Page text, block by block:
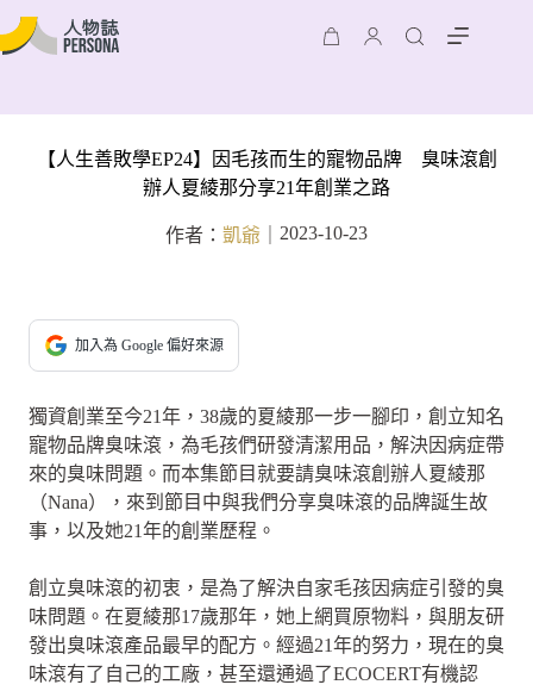
【人生善敗學EP24】因毛孩而生的寵物品牌 臭味滾創
辦人夏綾那分享21年創業之路
作者： 凱爺 2023-10-23
加入為 Google 偏好來源
獨資創業至今21年，38歲的夏綾那一步一腳印，創立知名
寵物品牌臭味滾，為毛孩們研發清潔用品，解決因病症帶
來的臭味問題。而本集節目就要請臭味滾創辦人夏綾那
（Nana），來到節目中與我們分享臭味滾的品牌誕生故
事，以及她21年的創業歷程。
創立臭味滾的初衷，是為了解決自家毛孩因病症引發的臭
味問題。在夏綾那17歲那年，她上網買原物料，與朋友研
發出臭味滾產品最早的配方。經過21年的努力，現在的臭
味滾有了自己的工廠，甚至還通過了ECOCERT有機認